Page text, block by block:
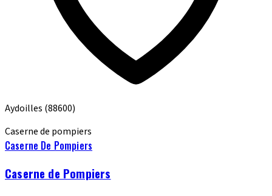
Aydoilles (88600)
Caserne de pompiers
Caserne De Pompiers
Caserne de Pompiers